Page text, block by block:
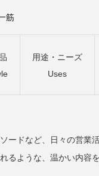
筋
用途・ニーズ
Uses
ドなど、日々の営業
ような、温かい内容